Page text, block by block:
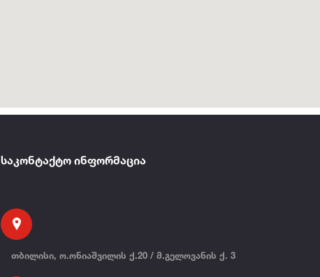
საკონტაქტო ინფორმაცია
თბილისი, ო.ონიაშვილის ქ.20 / მ.გელოვანის ქ. 3